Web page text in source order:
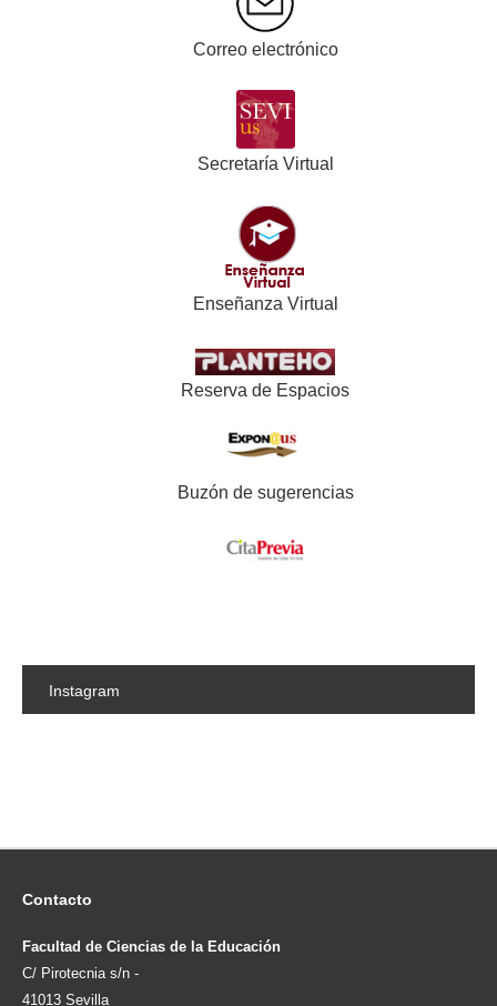
Correo electrónico
Secretaría Virtual
Enseñanza Virtual
Reserva de Espacios
Buzón de sugerencias
Instagram
Contacto
Facultad de Ciencias de la Educación
C/ Pirotecnia s/n -
41013 Sevilla